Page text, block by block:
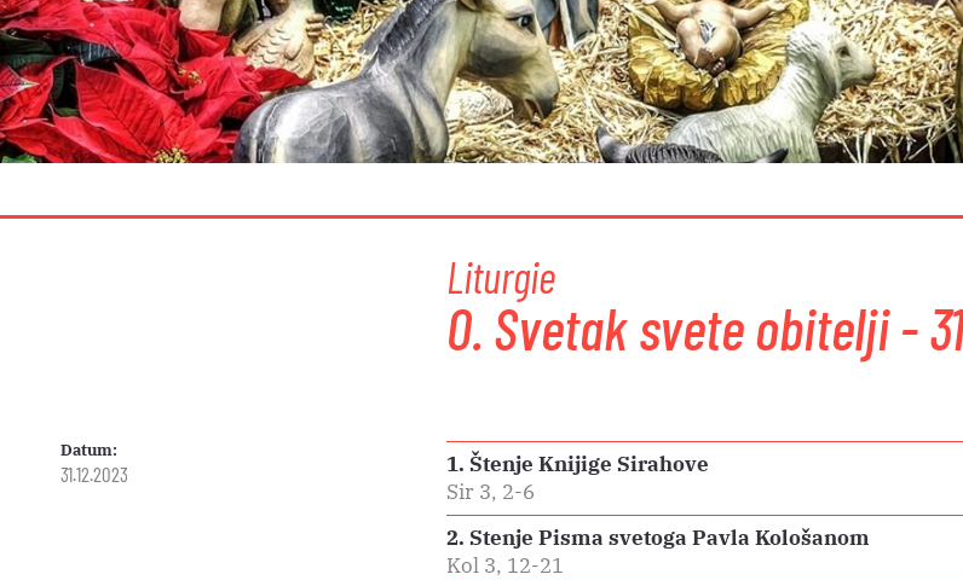
Liturgie
0. Svetak svete obitelji -
Datum:
31.12.2023
1. Štenje Knijige Sirahove
Sir 3, 2-6
2. Stenje Pisma svetoga Pavla Kološanom
Kol 3, 12-21